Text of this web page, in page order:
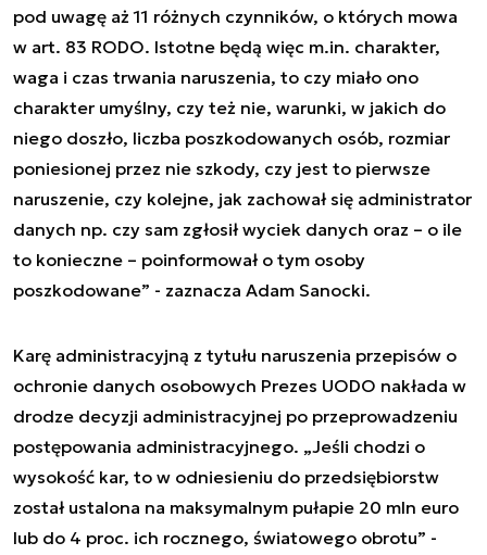
pod uwagę aż 11 różnych czynników, o których mowa
w art. 83 RODO. Istotne będą więc m.in. charakter,
waga i czas trwania naruszenia, to czy miało ono
charakter umyślny, czy też nie, warunki, w jakich do
niego doszło, liczba poszkodowanych osób, rozmiar
poniesionej przez nie szkody, czy jest to pierwsze
naruszenie, czy kolejne, jak zachował się administrator
danych np. czy sam zgłosił wyciek danych oraz – o ile
to konieczne – poinformował o tym osoby
poszkodowane” - zaznacza Adam Sanocki.
Karę administracyjną z tytułu naruszenia przepisów o
ochronie danych osobowych Prezes UODO nakłada w
drodze decyzji administracyjnej po przeprowadzeniu
postępowania administracyjnego. „Jeśli chodzi o
wysokość kar, to w odniesieniu do przedsiębiorstw
został ustalona na maksymalnym pułapie 20 mln euro
lub do 4 proc. ich rocznego, światowego obrotu” -